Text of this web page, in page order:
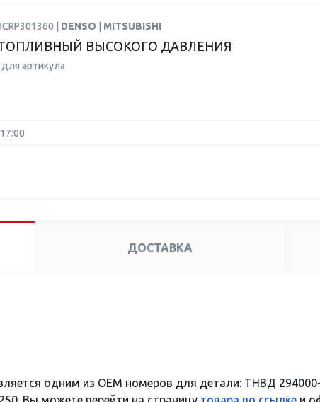
| DENSO MITSUBISHI
ВЫСОКОГО ДАВЛЕНИЯ
артикула
ДОСТАВКА
одним из OEM номеров для детали: ТНВД